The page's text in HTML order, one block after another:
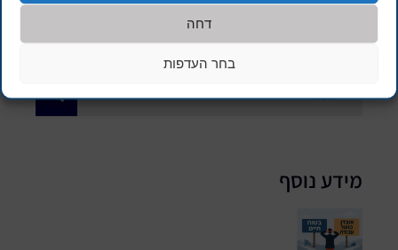
דחה
בחר העדפות
מידע נוסף